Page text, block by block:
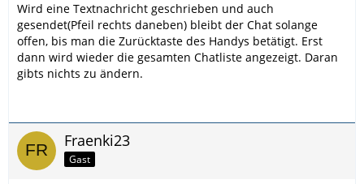
Wird eine Textnachricht geschrieben und auch
gesendet(Pfeil rechts daneben) bleibt der Chat solange
offen, bis man die Zurücktaste des Handys betätigt. Erst
dann wird wieder die gesamten Chatliste angezeigt. Daran
gibts nichts zu ändern.
Fraenki23
Gast